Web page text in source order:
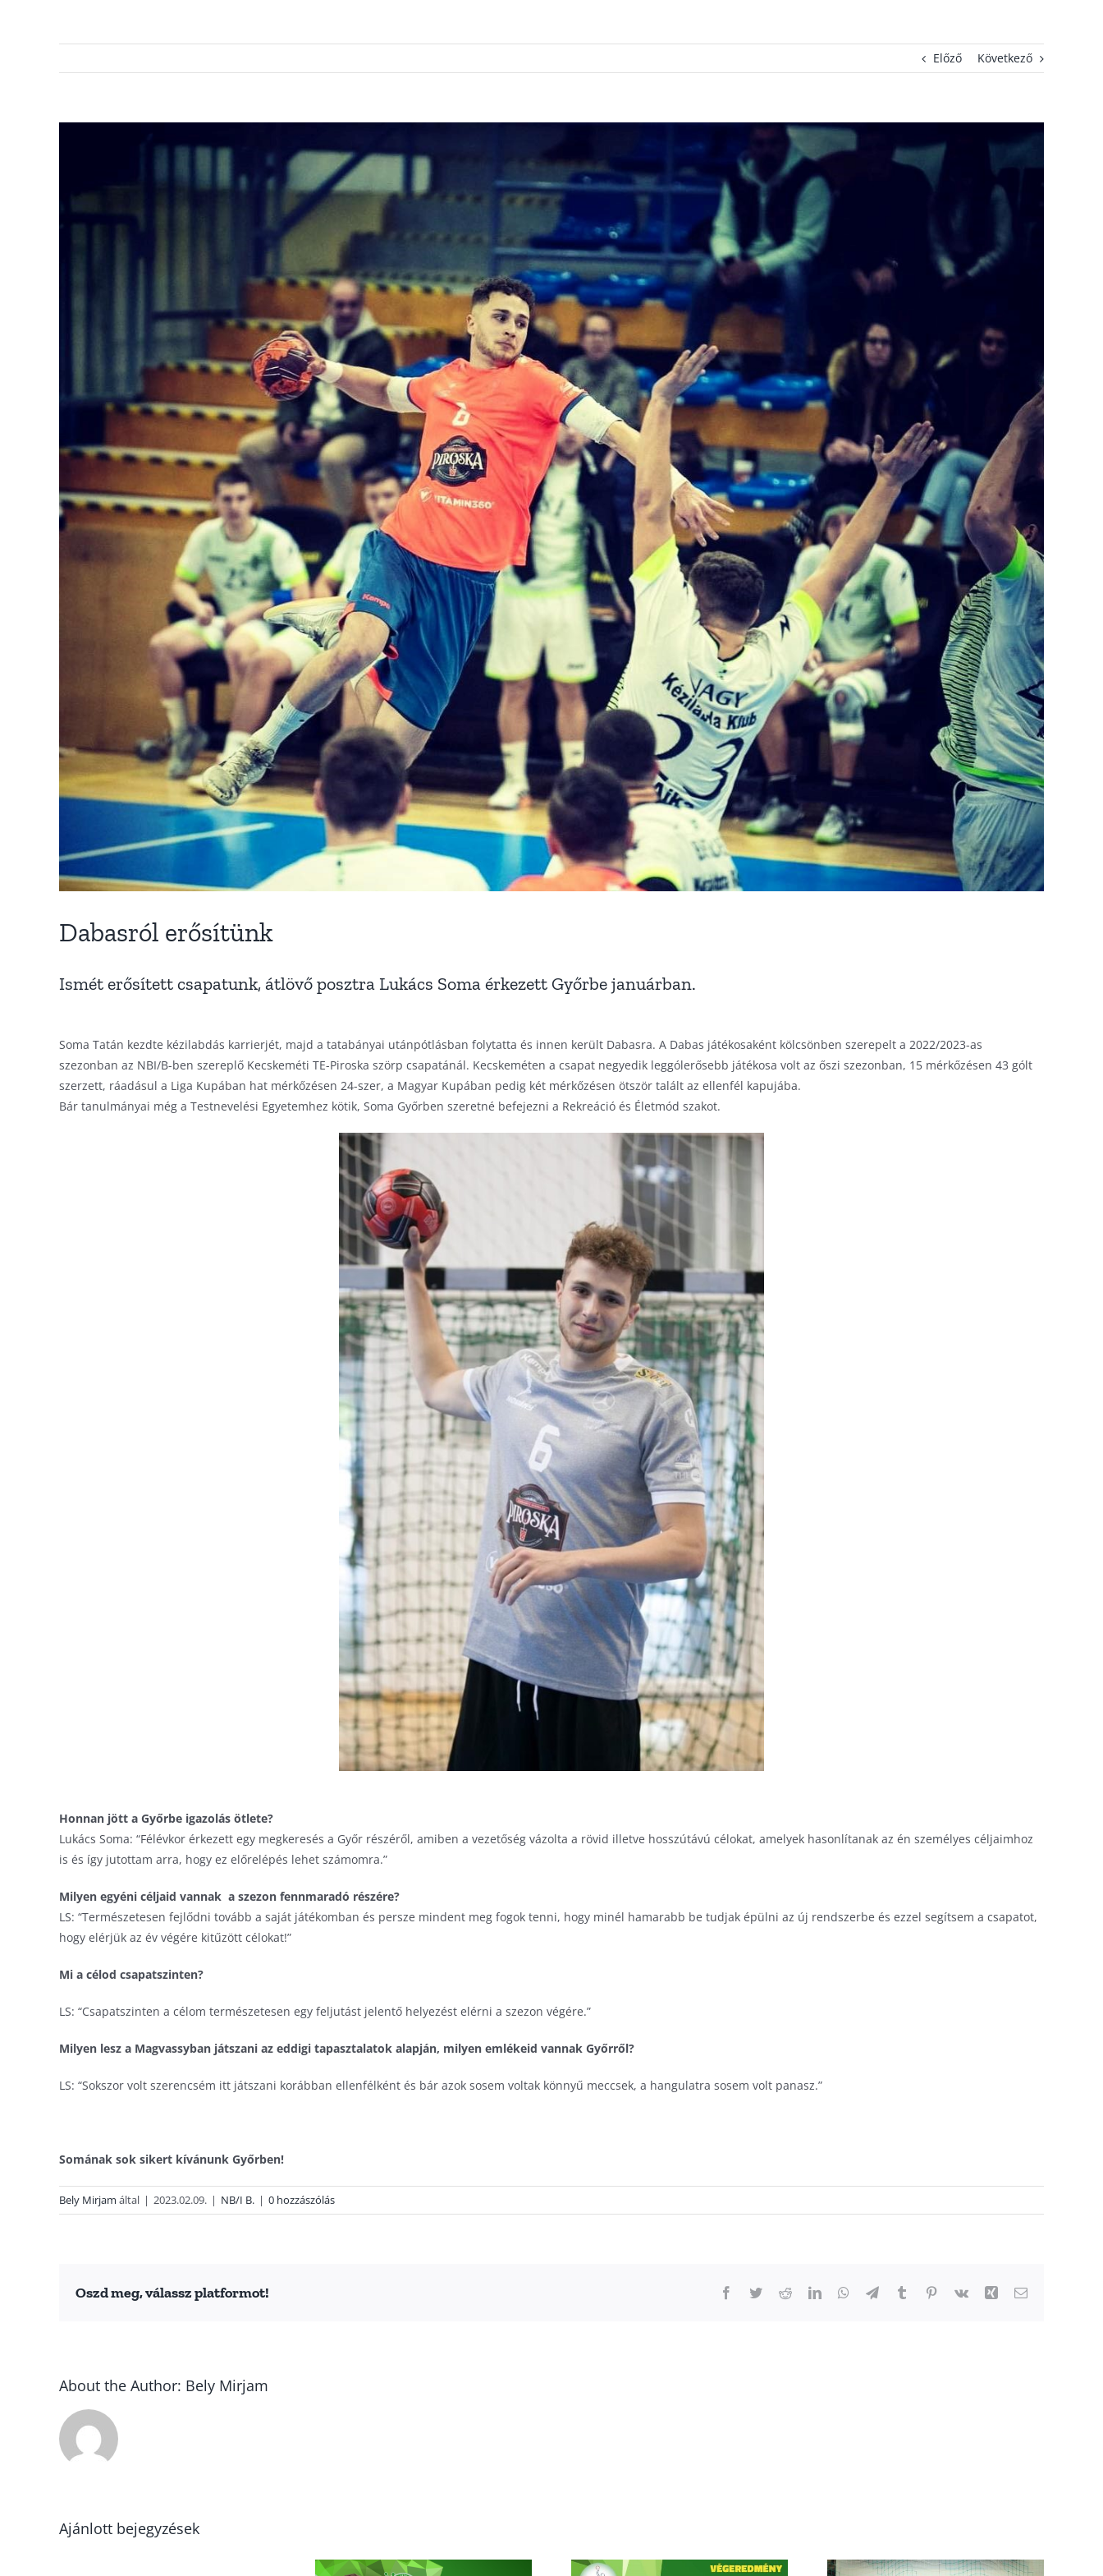
Előző Következő
Dabasról erősítünk
Ismét erősített csapatunk, átlövő posztra Lukács Soma érkezett Győrbe januárban.
Soma Tatán kezdte kézilabdás karrierjét, majd a tatabányai utánpótlásban folytatta és innen került Dabasra. A Dabas játékosaként kölcsönben szerepelt a 2022/2023-as
szezonban az NBI/B-ben szereplő Kecskeméti TE-Piroska szörp csapatánál. Kecskeméten a csapat negyedik leggólerősebb játékosa volt az őszi szezonban, 15 mérkőzésen 43 gólt
szerzett, ráadásul a Liga Kupában hat mérkőzésen 24-szer, a Magyar Kupában pedig két mérkőzésen ötször talált az ellenfél kapujába.
Bár tanulmányai még a Testnevelési Egyetemhez kötik, Soma Győrben szeretné befejezni a Rekreáció és Életmód szakot.
Honnan jött a Győrbe igazolás ötlete?
Lukács Soma: “Félévkor érkezett egy megkeresés a Győr részéről, amiben a vezetőség vázolta a rövid illetve hosszútávú célokat, amelyek hasonlítanak az én személyes céljaimhoz
is és így jutottam arra, hogy ez előrelépés lehet számomra.”
Milyen egyéni céljaid vannak a szezon fennmaradó részére?
LS: “Természetesen fejlődni tovább a saját játékomban és persze mindent meg fogok tenni, hogy minél hamarabb be tudjak épülni az új rendszerbe és ezzel segítsem a csapatot,
hogy elérjük az év végére kitűzött célokat!”
Mi a célod csapatszinten?
LS: “Csapatszinten a célom természetesen egy feljutást jelentő helyezést elérni a szezon végére.”
Milyen lesz a Magvassyban játszani az eddigi tapasztalatok alapján, milyen emlékeid vannak Győrről?
LS: “Sokszor volt szerencsém itt játszani korábban ellenfélként és bár azok sosem voltak könnyű meccsek, a hangulatra sosem volt panasz.”
Somának sok sikert kívánunk Győrben!
Bely Mirjam által | 2023.02.09. | NB/I B. | 0 hozzászólás
Oszd meg, válassz platformot! Facebook
TwitterRedditLinkedInWhatsApp
TelegramTumblr Pinterest
Vk Xing Email:
About the Author: Bely Mirjam
Ajánlott bejegyzések